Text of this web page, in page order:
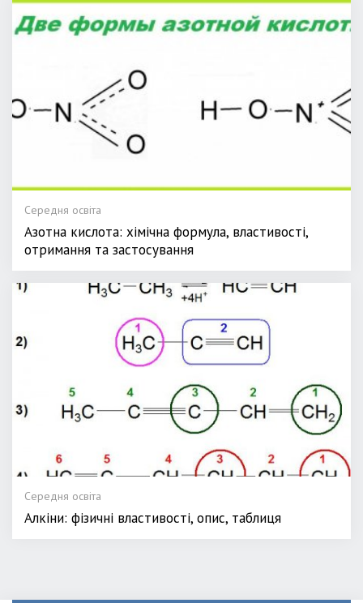
Середня освіта
Азотна кислота: хімічна формула, властивості,
отримання та застосування
Середня освіта
Алкіни: фізичні властивості, опис, таблиця